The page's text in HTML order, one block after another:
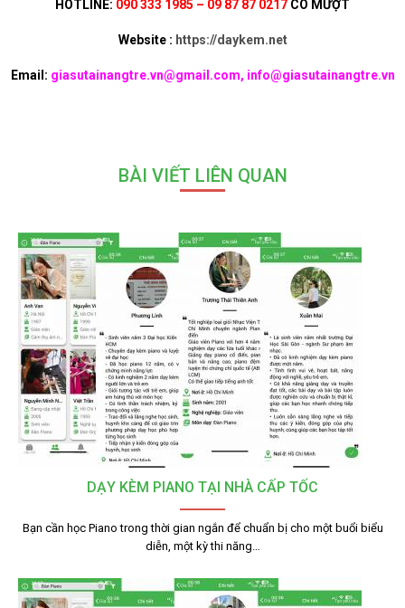
HOTLINE: 090 333 1985 – 09 87 87 0217 CÔ MƯỢT
Website : https://daykem.net
Email: giasutainangtre.vn@gmail.com, info@giasutainangtre.vn
BÀI VIẾT LIÊN QUAN
DẠY KÈM PIANO TẠI NHÀ CẤP TỐC
Bạn cần học Piano trong thời gian ngắn để chuẩn bị cho một buổi biểu
diễn, một kỳ thi năng…